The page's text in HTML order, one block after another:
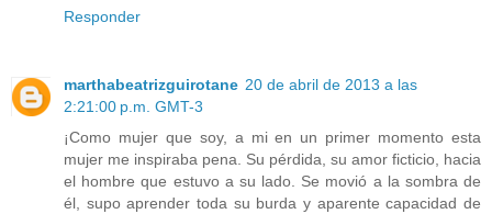
Responder
marthabeatrizguirotane 20 de abril de 2013 a las
2:21:00 p.m. GMT-3
¡Como mujer que soy, a mi en un primer momento esta
mujer me inspiraba pena. Su pérdida, su amor ficticio, hacia
el hombre que estuvo a su lado. Se movió a la sombra de
él, supo aprender toda su burda y aparente capacidad de